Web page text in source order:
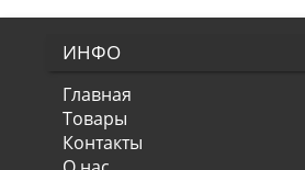
ИНФО
Главная
Товары
Контакты